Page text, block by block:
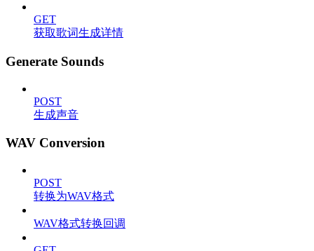
GET
获取歌词生成详情
Generate Sounds
POST
生成声音
WAV Conversion
POST
转换为WAV格式
WAV格式转换回调